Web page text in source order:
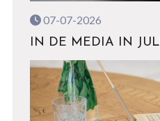
07-07-2026
IN DE MEDIA IN JULI